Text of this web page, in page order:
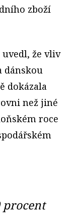
zboží
že vliv
dánskou
dokázala
než jiné
roce
procent